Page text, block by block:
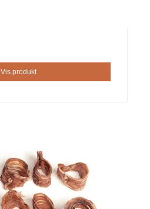
Vis produkt